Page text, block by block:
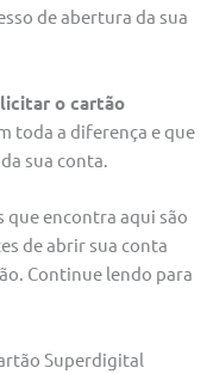
de abertura da sua
o cartão
toda a diferença e que
sua conta.
que encontra aqui são
de abrir sua conta
Continue lendo para
Superdigital